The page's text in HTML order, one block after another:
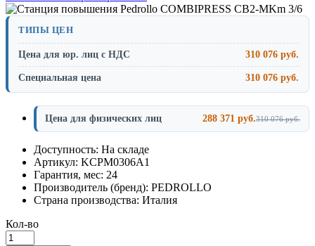
ТИПЫ ЦЕН
Цена для юр. лиц с НДС 310 076 руб.
Специальная цена 310 076 руб.
Цена для физических лиц 288 371 руб.310 076 руб.
Доступность: На складе
Артикул: KCPM0306A1
Гарантия, мес: 24
Производитель (бренд): PEDROLLO
Страна производства: Италия
Кол-во